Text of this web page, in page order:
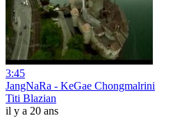
3:45
JangNaRa - KeGae Chongmalrini
Titi Blazian
il y a 20 ans